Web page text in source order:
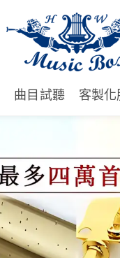
曲目試聽 客製